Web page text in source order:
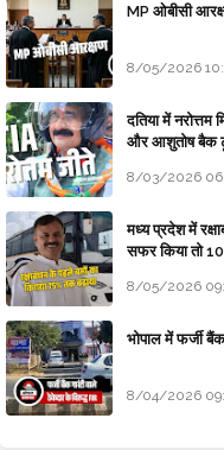
MP ओबीसी
8/05/2026
दतिया में नरोत्तम
और आशुतोष बैक
8/03/2026
मध्य प्रदेश में
सफर किया तो
8/05/2026
भोपाल में फर्जी
8/04/2026